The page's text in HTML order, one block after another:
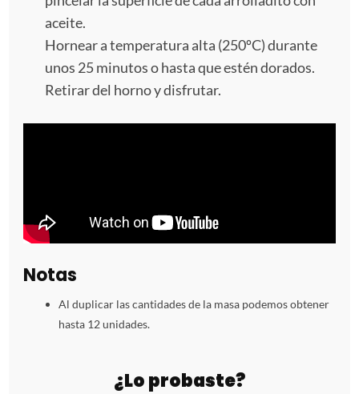
aceite.
Hornear a temperatura alta (250ºC) durante
unos 25 minutos o hasta que estén dorados.
Retirar del horno y disfrutar.
Notas
Al duplicar las cantidades de la masa podemos obtener
hasta 12 unidades.
¿Lo probaste?